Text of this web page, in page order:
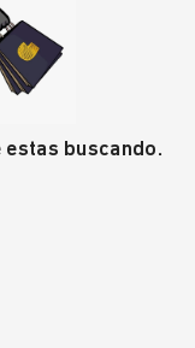
buscando.